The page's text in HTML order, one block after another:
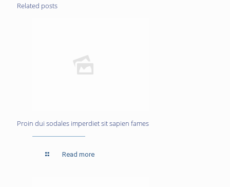
Related posts
Proin dui sodales imperdiet sit sapien fames
Read more